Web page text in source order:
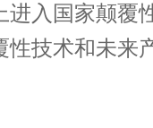
进入国家颠
性技术和未来